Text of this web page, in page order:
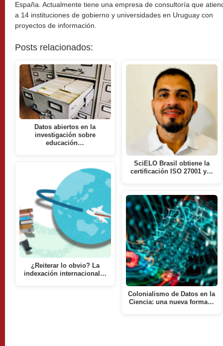
España. Actualmente tiene una empresa de consultoría que
a 14 instituciones de gobierno y universidades en Uruguay con
proyectos de información.
Posts relacionados:
Datos abiertos en la
investigación sobre
educación…
¿Reiterar lo obvio? La
indexación internacional…
SciELO Brasil obtiene la
certificación ISO 27001 y…
Colonialismo de Datos en la
Ciencia: una nueva forma…